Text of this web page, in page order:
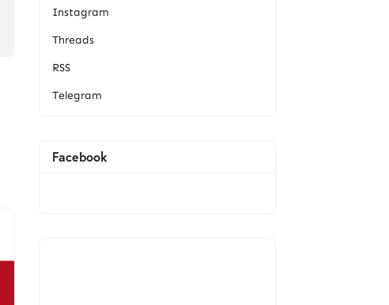
Instagram
Threads
RSS
Telegram
Facebook